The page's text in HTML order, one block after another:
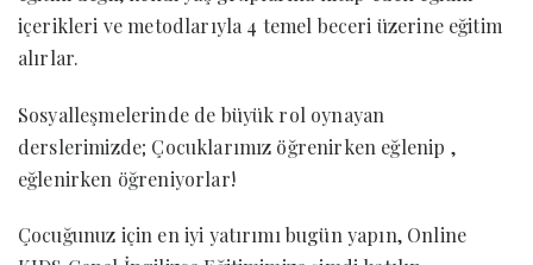
hitap eden eğitim içerikleri ve metodlarıyla 4 temel
beceri üzerine eğitim alırlar.
Sosyalleşmelerinde de büyük rol oynayan
derslerimizde; Çocuklarımız öğrenirken eğlenip ,
eğlenirken öğreniyorlar!
Çocuğunuz için en iyi yatırımı bugün yapın, Online
KIDS Genel İngilizce Eğitimimize şimdi katılın.